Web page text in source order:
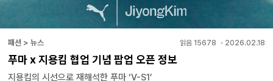
패션 > 뉴스 읽음 15678 ・ 2026.02.18
푸마 x 지용킴 협업 기념 팝업 오픈 정보
지용킴의 시선으로 재해석한 푸마 ‘V-S1’